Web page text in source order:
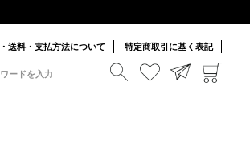
送料・支払方法について 特定商取引に基く表記